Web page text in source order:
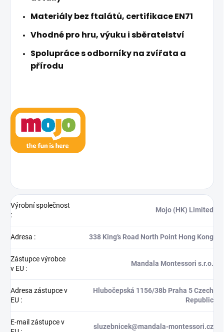
Materiály bez ftalátů, certifikace EN71
Vhodné pro hru, výuku i sběratelství
Spolupráce s odborníky na zvířata a
přírodu
Výrobní společnost
:
Mojo (HK) Limited
Adresa : 338 King’s Road North Point Hong Kong
Zástupce výrobce
v EU :
Mandala Montessori s.r.o.
Adresa zástupce v
EU :
Hlubočepská 1156/38b Praha 5 Czech
Republic
E-mail zástupce v
sluzebnicek@mandala-montessori.cz